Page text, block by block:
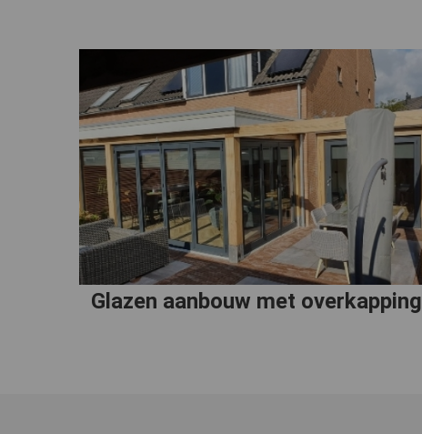
Glazen aanbouw met overkapping